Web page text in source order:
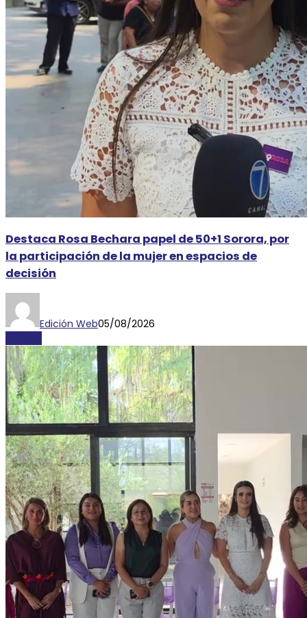
Destaca Rosa Bechara papel de 50+1 Sorora, por
la participación de la mujer en espacios de
decisión
Edición Web05/08/2026